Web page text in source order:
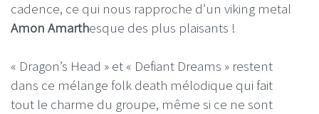
cadence, ce qui nous rapproche d’un viking metal
Amon Amarthesque des plus plaisants !
« Dragon’s Head » et « Defiant Dreams » restent
dans ce mélange folk death mélodique qui fait
tout le charme du groupe, même si ce ne sont